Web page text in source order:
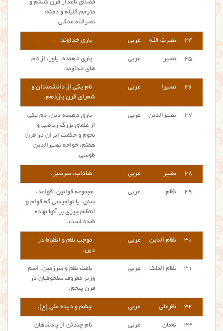
فضلای نامدار قرن ششم و
مترجم کلیله و دمنه:
نصرالله منشی.
۲۴ نصرت الله عربی یاری خداوند
۲۵ نصیر عربی
یاری دهنده، یاور، از نام
های خداوند.
۲۶ نصیرا عربی
نام یکی از دانشمندان و
شعرای قرن یازدهم.
۲۷ نصیرالدین عربی
یاری دهنده دین، نام یکی
از علمای بزرگ ریاضی و
نجوم و حکمت ایران در قرن
هفتم، خواجه نصیرالدین
طوسی.
۲۸ نضیر عربی شاداب، سرسبز.
۲۹ نظام عربی
مجموعه قوانین، قواعد،
سنن، یا نوامیسی که قوام و
انتظام چیزی بر آنها نهاده
شده است.
۳۰ نظام الدین عربی
موجب نظم و انظباط در
دین.
۳۱ نظام الملک عربی
باعث نظم و سرزمین، اسم
وزیر معروف سلجوقیان در
قرن پنجم.
۳۲ نظرعلی عربی چشم و دیده علی (ع).
۳۳ نعمان عربی
نام چندتن از پادشاهان